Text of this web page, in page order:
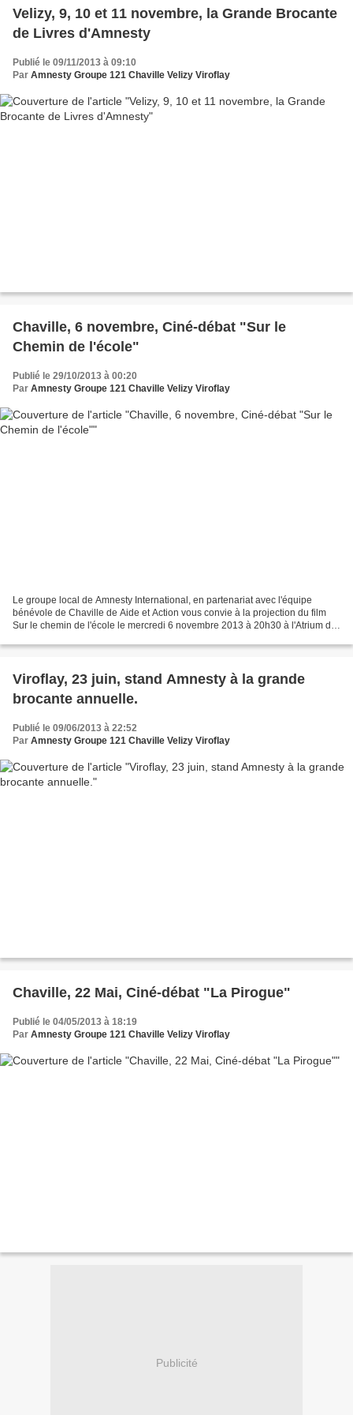
Velizy, 9, 10 et 11 novembre, la Grande Brocante
de Livres d'Amnesty
Publié le 09/11/2013 à 09:10
Par Amnesty Groupe 121 Chaville Velizy Viroflay
Chaville, 6 novembre, Ciné-débat "Sur le
Chemin de l'école"
Publié le 29/10/2013 à 00:20
Par Amnesty Groupe 121 Chaville Velizy Viroflay
Le groupe local de Amnesty International, en partenariat avec l'équipe
bénévole de Chaville de Aide et Action vous convie à la projection du film
Sur le chemin de l'école le mercredi 6 novembre 2013 à 20h30 à l'Atrium de
Viroflay, 23 juin, stand Amnesty à la grande
brocante annuelle.
Publié le 09/06/2013 à 22:52
Par Amnesty Groupe 121 Chaville Velizy Viroflay
Chaville, 22 Mai, Ciné-débat "La Pirogue"
Publié le 04/05/2013 à 18:19
Par Amnesty Groupe 121 Chaville Velizy Viroflay
Publicité